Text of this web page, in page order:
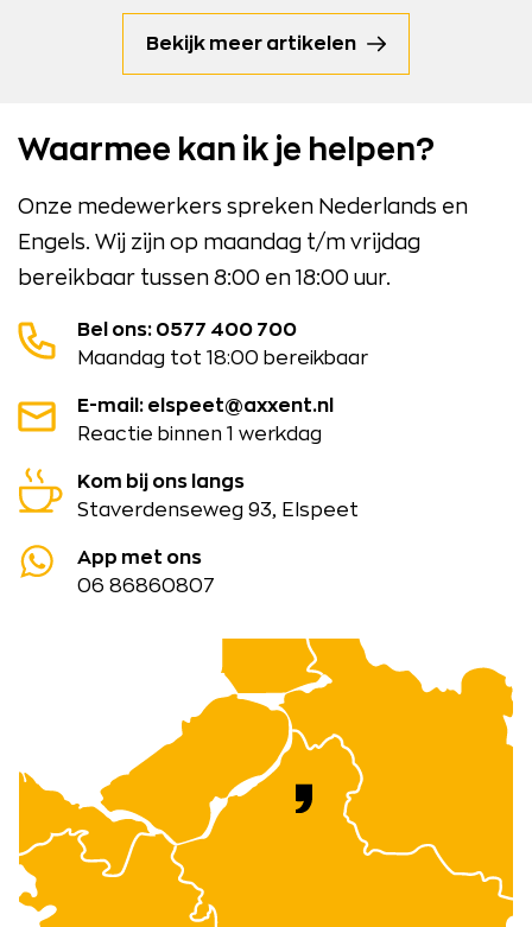
Bekijk meer artikelen
Waarmee kan ik je helpen?
Onze medewerkers spreken Nederlands en
Engels. Wij zijn op maandag t/m vrijdag
bereikbaar tussen 8:00 en 18:00 uur.
Bel ons: 0577 400 700
Maandag tot 18:00 bereikbaar
E-mail: elspeet@axxent.nl
Reactie binnen 1 werkdag
Kom bij ons langs
Staverdenseweg 93, Elspeet
App met ons
06 86860807